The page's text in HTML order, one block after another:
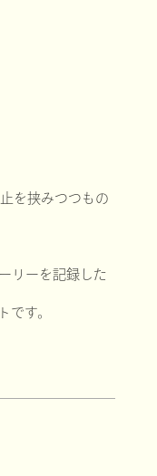
を挟みつつもの
リーを記録した
です。